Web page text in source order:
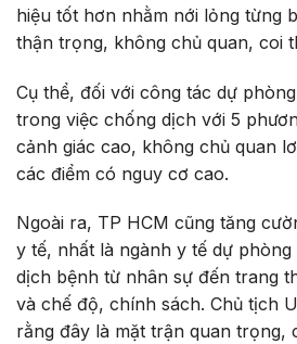
hiệu tốt hơn nhằm nới lỏng từng
thận trọng, không chủ quan, coi
Cụ thể, đối với công tác dự
trong việc chống dịch với 5
cảnh giác cao, không chủ quan
các điểm có nguy cơ cao.
Ngoài ra, TP HCM cũng tăng
y tế, nhất là ngành y tế dự
dịch bệnh từ nhân sự đến trang
và chế độ, chính sách. Chủ tịch
rằng đây là mặt trận quan trọng,